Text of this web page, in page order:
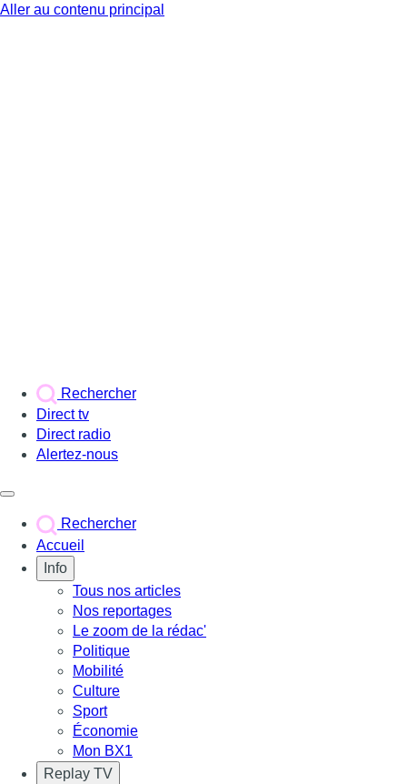
Aller au contenu principal
Rechercher
Direct tv
Direct radio
Alertez-nous
Rechercher
Accueil
Info
Tous nos articles
Nos reportages
Le zoom de la rédac'
Politique
Mobilité
Culture
Sport
Économie
Mon BX1
Replay TV